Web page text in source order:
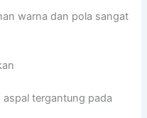
warna dan pola sangat
tergantung pada